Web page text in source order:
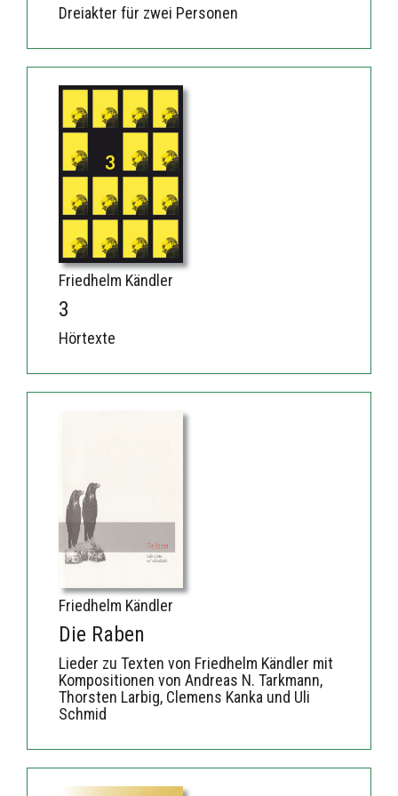
Dreiakter für zwei Personen
Friedhelm Kändler
3
Hörtexte
Friedhelm Kändler
Die Raben
Lieder zu Texten von Friedhelm Kändler mit
Kompositionen von Andreas N. Tarkmann,
Thorsten Larbig, Clemens Kanka und Uli
Schmid